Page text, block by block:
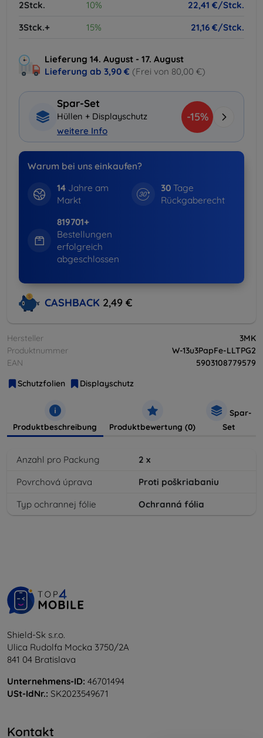
2Stck. 10%
22,41 €/Stck.
3Stck.+
15% 21,16 €/Stck.
Lieferung 14. August - 17. August
Lieferung ab 3,90 € (Frei von 80,00 €)
Spar-Set
Hüllen + Displayschutz
weitere Info
-15%
Warum bei uns einkaufen?
14Jahre am
Markt
30 Tage
Rückgaberecht
819701+
Bestellungen
erfolgreich
abgeschlossen
CASHBACK 2,49 €
Hersteller
3MK
Produktnummer
W-13u3PapFe-LLTPG2
EAN
5903108779579
Schutzfolien
Displayschutz
Produktbeschreibung Produktbewertung (0)
Spar-
Set
Anzahl pro Packung 2 x
Povrchová úprava
Proti poškriabaniu
Typ ochrannej fólie
Ochranná fólia
Shield-Sk s.r.o.
Ulica Rudolfa Mocka 3750/2A
841 04 Bratislava
Unternehmens-ID: 46701494
USt-IdNr.: SK2023549671
Kontakt